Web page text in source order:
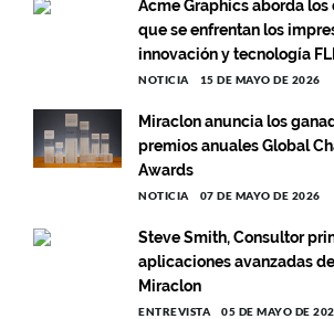
Acme Graphics aborda los
que se enfrentan los
innovación y tecnología
NOTICIA 15 DE MAYO DE 2026
Miraclon anuncia los
premios anuales Global
Awards
NOTICIA 07 DE MAYO DE 2026
Steve Smith, Consultor
aplicaciones avanzadas
Miraclon
ENTREVISTA 05 DE MAYO DE